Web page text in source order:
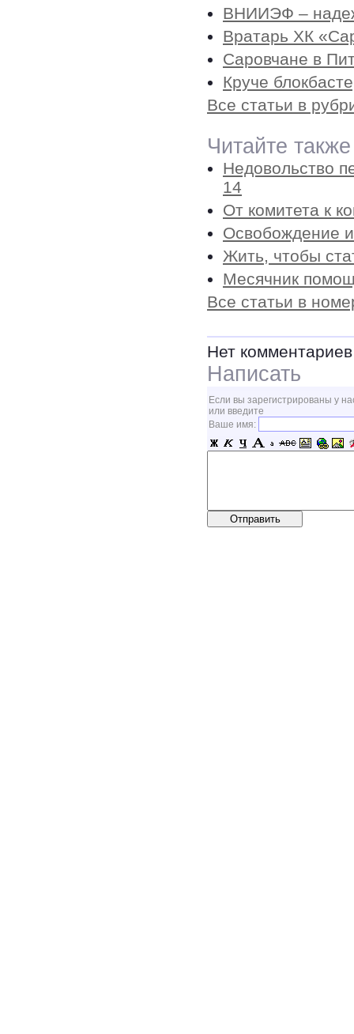
ВНИИЭФ –
Вратарь ХК
Саровчане в
Круче
Все статьи в
Читайте
Недовольство
14
От комитета к
Освобождение
Жить, чтобы
Месячник
Все статьи в
Нет комментариев
Написать
Если вы зарегистрированы у
или введите
Ваше имя: